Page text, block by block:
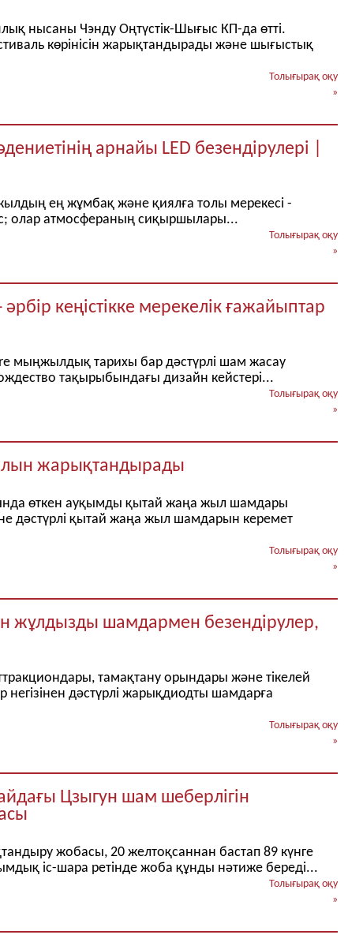
нысаны Чэнду Оңтүстік-Шығыс КП-да өтті.
көрінісін жарықтандырады және шығыстық
Толығырақ оқу
»
арнайы LED безендірулері |
ең жұмбақ және қиялға толы мерекесі -
олар атмосфераның сиқыршылары...
Толығырақ оқу
»
кеңістікке мерекелік ғажайыптар
мыңжылдық тарихы бар дәстүрлі шам жасау
Рождество тақырыбындағы дизайн кейстері...
Толығырақ оқу
»
жарықтандырады
өткен ауқымды қытай жаңа жыл шамдары
дәстүрлі қытай жаңа жыл шамдарын керемет
Толығырақ оқу
»
жұлдызды шамдармен безендірулер,
тамақтану орындары және тікелей
дәстүрлі жарықдиодты шамдарға
Толығырақ оқу
»
Цзыгун шам шеберлігін
жобасы, 20 желтоқсаннан бастап 89 күнге
іс-шара ретінде жоба құнды нәтиже береді...
Толығырақ оқу
»